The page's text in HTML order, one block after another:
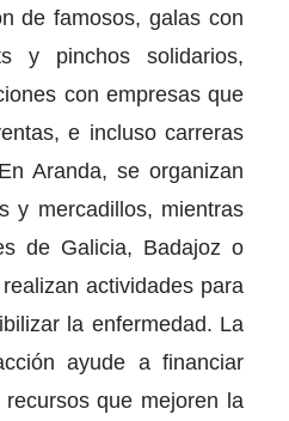
de famosos, galas con
y pinchos solidarios,
con empresas que
e incluso carreras
Aranda, se organizan
y mercadillos, mientras
de Galicia, Badajoz o
actividades para
la enfermedad. La
ayude a financiar
que mejoren la